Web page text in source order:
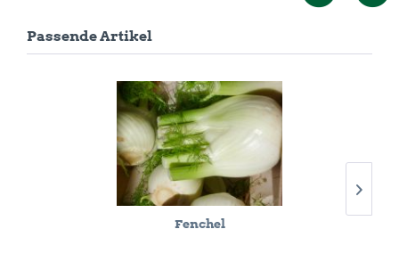
Passende Artikel
Fenchel